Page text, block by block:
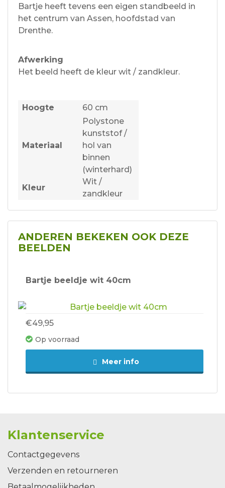
Bartje heeft tevens een eigen standbeeld in
het centrum van Assen, hoofdstad van
Drenthe.
Afwerking
Het beeld heeft de kleur wit / zandkleur.
Hoogte 60 cm
Materiaal
Polystone
kunststof /
hol van
binnen
(winterhard)
Kleur
Wit /
zandkleur
ANDEREN BEKEKEN OOK DEZE
BEELDEN
Bartje beeldje wit 40cm
€49,95
Op voorraad
Meer info
Klantenservice
Contactgegevens
Verzenden en retourneren